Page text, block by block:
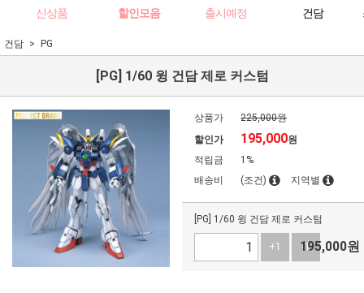
신상품 할인모음 출시예정 건담
건담 PG
[PG] 1/60 윙 건담 제로 커스텀
상품가
225,000원
할인가
195,000원
적립금
1%
배송비
(조건) 지역별
[PG] 1/60 윙 건담 제로 커스텀
+1 -1
195,000원